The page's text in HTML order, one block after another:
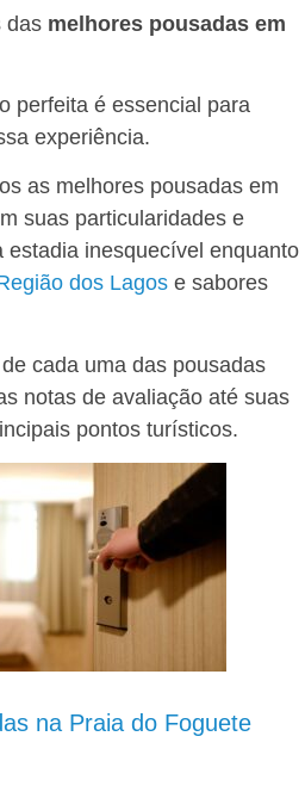
das melhores pousadas em
perfeita é essencial para
experiência.
as melhores pousadas em
suas particularidades e
estadia inesquecível enquanto
dos Lagos e sabores
cada uma das pousadas
notas de avaliação até suas
pontos turísticos.
na Praia do Foguete